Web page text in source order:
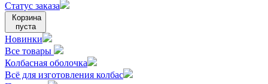
Статус заказа
Корзина
пуста
Новинки
Все товары
Колбасная оболочка
Всё для изготовления колбас